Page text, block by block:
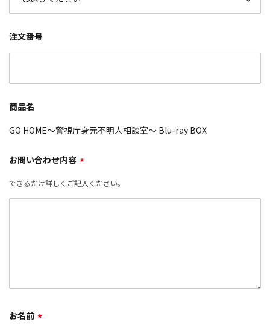
注文番号
商品名
GO HOME～警視庁身元不明人相談室～ Blu-ray BOX
お問い合わせ内容 *
できるだけ詳しくご記入ください。
お名前 *